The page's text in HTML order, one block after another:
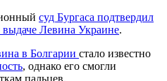
суд Бургаса подтвердил
Левина Украине.
в Болгарии стало известно
, однако его смогли
пальцев.